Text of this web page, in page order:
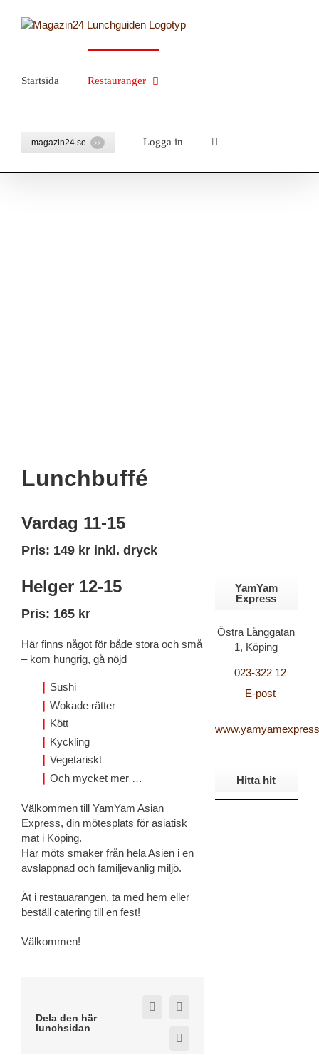
Startsida Restauranger
magazin24.se >> Logga in
Lunchbuffé
Vardag 11-15
Pris: 149 kr inkl. dryck
Helger 12-15
Pris: 165 kr
Här finns något för både stora och små
– kom hungrig, gå nöjd
Sushi
Wokade rätter
Kött
Kyckling
Vegetariskt
Och mycket mer …
Välkommen till YamYam Asian
Express, din mötesplats för asiatisk
mat i Köping.
Här möts smaker från hela Asien i en
avslappnad och familjevänlig miljö.
Ät i restauarangen, ta med hem eller
beställ catering till en fest!
Välkommen!
Dela den här
lunchsidan
Facebook
X
E-
YamYam
Express
Östra Långgatan
1, Köping
023-322 12
E-post
Hitta hit